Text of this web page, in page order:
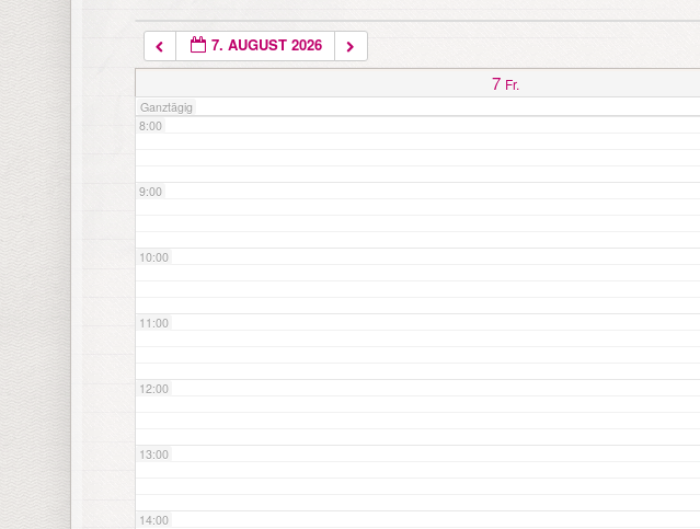
7. AUGUST 2026
7 Fr.
Ganztägig
7:00
8:00
9:00
10:00
11:00
12:00
13:00
14:00